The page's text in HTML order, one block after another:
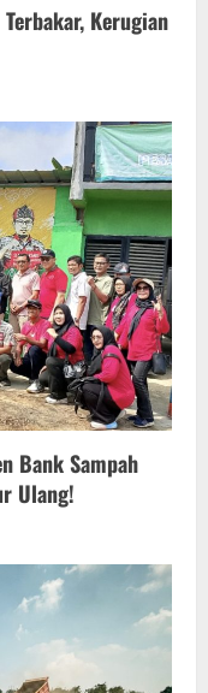
Kerugian
Bank Sampah
Ulang!